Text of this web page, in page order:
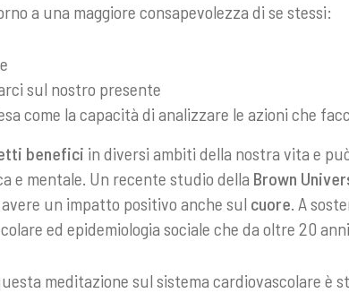
a una maggiore consapevolezza di se stessi:
sul nostro presente
come la capacità di analizzare le azioni che
benefici in diversi ambiti della nostra vita e
e mentale. Un recente studio della Brown
un impatto positivo anche sul cuore. A
ed epidemiologia sociale che da oltre 20
meditazione sul sistema cardiovascolare è